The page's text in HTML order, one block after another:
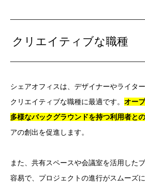
クリエイティブな職種
シェアオフィスは、デザイナーやライタ
クリエイティブな職種に最適です。 オー
多様なバックグラウンドを持つ利用者と
アの創出を促進します。
また、共有スペースや会議室を活用した
容易で、プロジェクトの進行がスムーズ